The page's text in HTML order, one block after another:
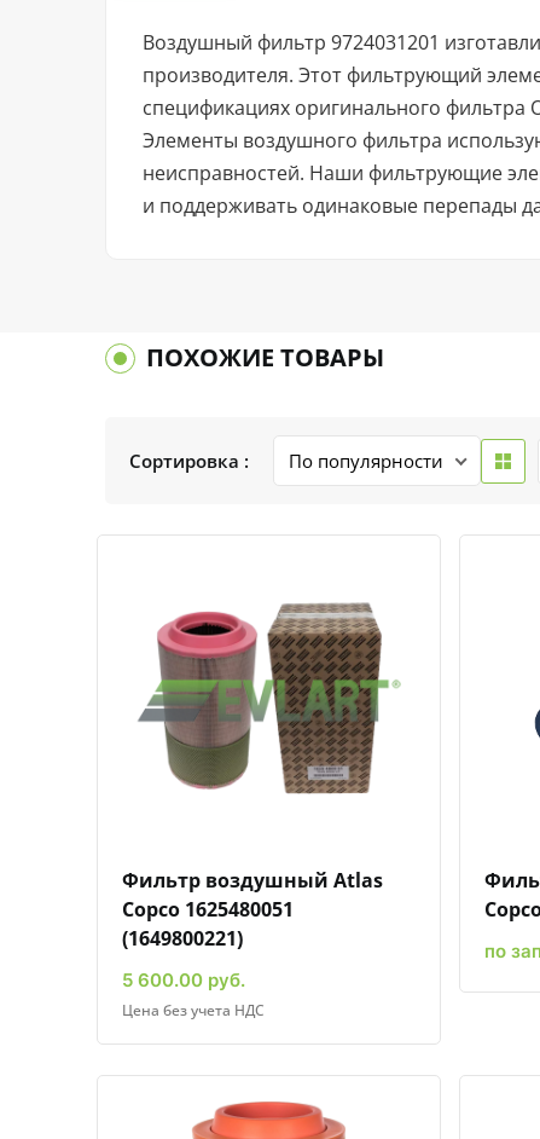
Воздушный фильтр 9724031201
производителя. Этот фильтрующий
спецификациях оригинального фильтра
Элементы воздушного фильтра
неисправностей. Наши фильтрующие
и поддерживать одинаковые перепады
ПОХОЖИЕ ТОВАРЫ
Сортировка :
Быстрый просмотрДобавить к сравнению
Добавить в избранное
Фильтр воздушный Atlas
Copco 1625480051
(1649800221)
5 600.00 руб.
Цена без учета НДС
по